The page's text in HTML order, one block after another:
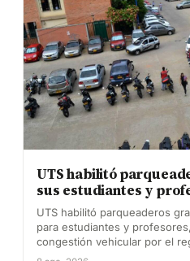
UTS habilitó
sus estudiantes y
UTS habilitó parqueaderos
para estudiantes y
congestión vehicular por el